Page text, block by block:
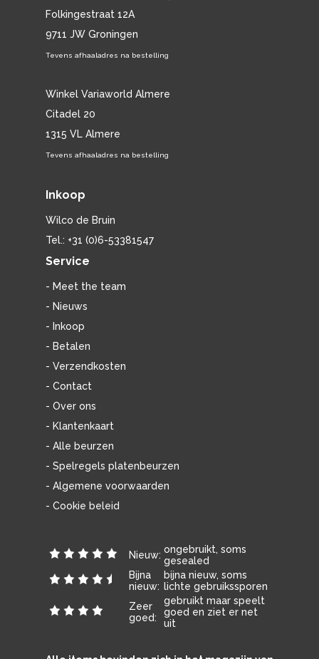
Folkingestraat 12A
9711 JW Groningen
Tevens afhaaladres na bestelling
Winkel Variaworld Almere
Citadel 20
1315 VL Almere
Tevens afhaaladres na bestelling
Inkoop
Wilco de Bruin
Tel.: +31 (0)6-53381547
Service
- Meet the team
- Nieuws
- Inkoop
- Betalen
- Verzendkosten
- Contact
- Over ons
- Klantenkaart
- Alle beurzen
- Spelregels platenbeurzen
- Algemene voorwaarden
- Cookie beleid
Nieuw: ongebruikt, soms
gesealed
Bijna
nieuw:
bijna nieuw, soms
lichte gebruikssporen
Zeer
goed:
gebruikt maar speelt
goed en ziet er net
uit